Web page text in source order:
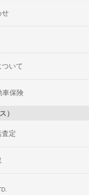
せ
いて
車保険
）
定